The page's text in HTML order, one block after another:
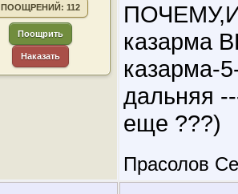
ПООЩРЕНИЙ: 112
Поощрить
Наказать
казарма
казарма-
дальняя
еще ???)
Прасолов